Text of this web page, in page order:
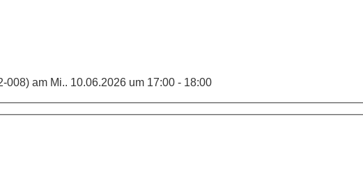
am Mi.. 10.06.2026 um 17:00 - 18:00